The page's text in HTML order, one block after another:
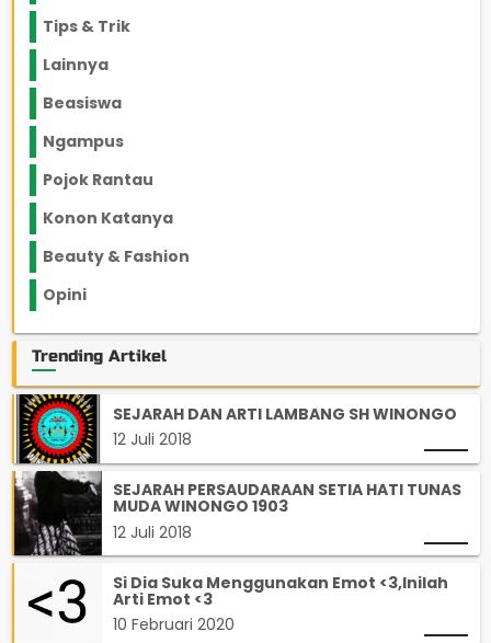
Tips & Trik
Lainnya
Beasiswa
Ngampus
Pojok Rantau
Konon Katanya
Beauty & Fashion
Opini
Trending Artikel
SEJARAH DAN ARTI LAMBANG SH WINONGO
12 Juli 2018
SEJARAH PERSAUDARAAN SETIA HATI TUNAS
MUDA WINONGO 1903
12 Juli 2018
Si Dia Suka Menggunakan Emot <3,Inilah
Arti Emot <3
10 Februari 2020